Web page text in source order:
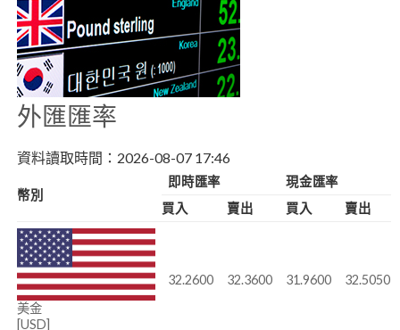
外匯匯率
資料讀取時間：2026-08-07 17:46
幣別
即時匯率
現金匯率
買入
賣出 買入 賣出
美金
[USD]
32.2600 32.3600 31.9600 32.5050